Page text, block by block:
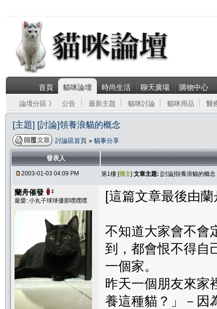
首頁 貓咪論壇 時尚生活 聊天廣場 購物中心
論壇分區 》 公告 最新主題 貓咪討論 貓咪用品 醫
[主題] [討論]領養浪貓的概念
討論區首頁 » 貓事分享
發表人
2003-01-03 04:09 PM 第1樓 [樓主] 文章主題: [討論]領養浪貓的概念
蘭舟催發
最愛: 小丸子球球優那嘿嘿嘿 [這篇文章最後由
不知道大家會不會
到，都會恨不得自
一個家。
昨天一個朋友來家
養這種貓？」－因